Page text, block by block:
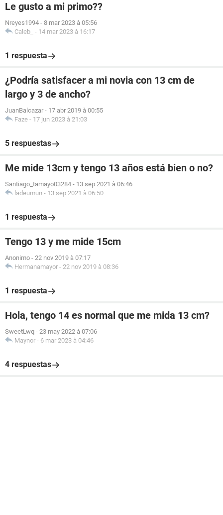
Le gusto a mi primo??
Nreyes1994 - 8 mar 2023 à 05:56
Caleb_ - 14 mar 2023 à 16:17
1 respuesta
¿Podría satisfacer a mi novia con 13 cm de
largo y 3 de ancho?
JuanBalcazar - 17 abr 2019 à 00:55
Faze - 17 jun 2023 à 21:03
5 respuestas
Me mide 13cm y tengo 13 años está bien o no?
Santiago_tamayo03284 - 13 sep 2021 à 06:46
ladeumun - 13 sep 2021 à 06:50
1 respuesta
Tengo 13 y me mide 15cm
Anonimo - 22 nov 2019 à 07:17
Hermanamayor - 22 nov 2019 à 08:36
1 respuesta
Hola, tengo 14 es normal que me mida 13 cm?
SweetLwq - 23 may 2022 à 07:06
Maynor - 6 mar 2023 à 04:46
4 respuestas